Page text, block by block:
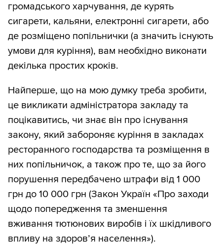
громадського харчування, де курять
сигарети, кальяни, електронні сигарети, або
де розміщено попільнички (а значить існують
умови для куріння), вам необхідно виконати
декілька простих кроків.
Найперше, що на мою думку треба зробити,
це викликати адміністратора закладу та
поцікавитись, чи знає він про існування
закону, який забороняє куріння в закладах
ресторанного господарства та розміщення в
них попільничок, а також про те, що за його
порушення передбачено штрафи від 1 000
грн до 10 000 грн (Закон Україн «Про заходи
щодо попередження та зменшення
вживання тютюнових виробів і їх шкідливого
впливу на здоров’я населення»).